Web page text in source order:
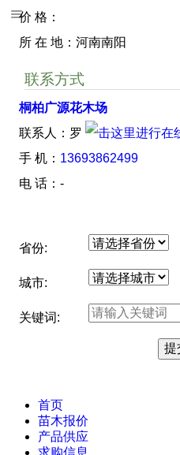
价 格：
所 在 地：河南南阳
联系方式
桐柏广源花木场
联系人：罗
手 机： 13693862499
电 话：-
省份:
城市:
关键词:
首页
苗木报价
产品供应